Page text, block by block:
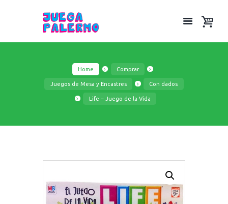
Home Comprar
Juegos de Mesa y Encastres Con dados
Life – Juego de la Vida